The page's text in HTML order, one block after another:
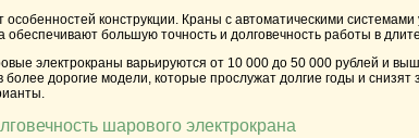
особенностей конструкции. Краны с автоматическими
обеспечивают большую точность и долговечность работы в
электрокраны варьируются от 10 000 до 50 000 рублей и
более дорогие модели, которые прослужат долгие годы и
шарового электрокрана